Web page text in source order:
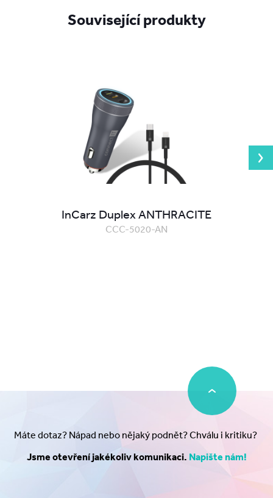
Související produkty
InCarz Duplex ANTHRACITE
CCC-5020-AN
Máte dotaz? Nápad nebo nějaký podnět? Chválu i kritiku?
Jsme otevření jakékoliv komunikaci. Napište nám!